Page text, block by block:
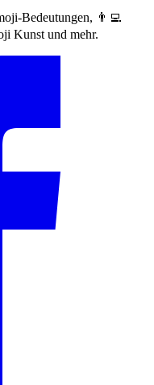
Bedeutungen, 👨‍💻
Kunst und mehr.